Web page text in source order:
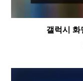
갤럭시